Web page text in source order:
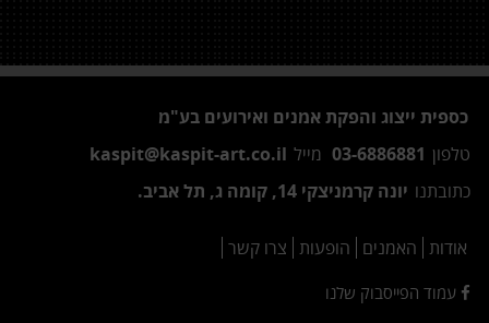
כספית ייצוג והפקת אמנים ואירועים בע"מ
טלפון 03-6886881 מייל kaspit@kaspit-art.co.il
כתובתנו יונה קרמניצקי 14, קומה ג, תל אביב.
אודות האמנים הופעות צרו קשר
עמוד הפייסבוק שלנו